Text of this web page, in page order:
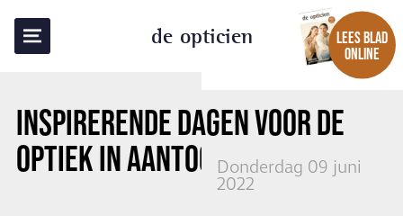
de opticien
LEES BLAD
ONLINE
INSPIRERENDE DAGEN VOOR DE
OPTIEK IN AANTOCHTDonderdag 09 juni
2022
TERUG NAAR OVERZICHT